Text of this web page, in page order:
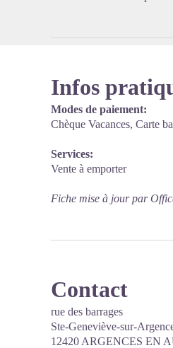
Infos
Modes de paiement:
Chèque Vacances, Carte
Services:
Vente à emporter
Fiche mise à jour par
Contact
rue des barrages
Ste-Geneviève-sur-
12420 ARGENCES EN